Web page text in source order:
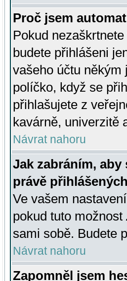
Proč jsem
Pokud
budete přihlášeni
vašeho účtu někým
políčko, když se
přihlašujete z
kavárně, univerzitě
Návrat nahoru
Jak zabráním,
právě
Ve vašem
pokud tuto možnost
sami sobě. Budete
Návrat nahoru
Zapomněl jsem